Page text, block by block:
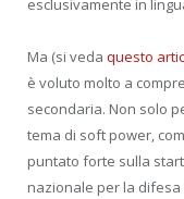
esclusivamente in
Ma (si veda questo
è voluto molto a
secondaria. Non solo
tema di soft power,
puntato forte sulla
nazionale per la